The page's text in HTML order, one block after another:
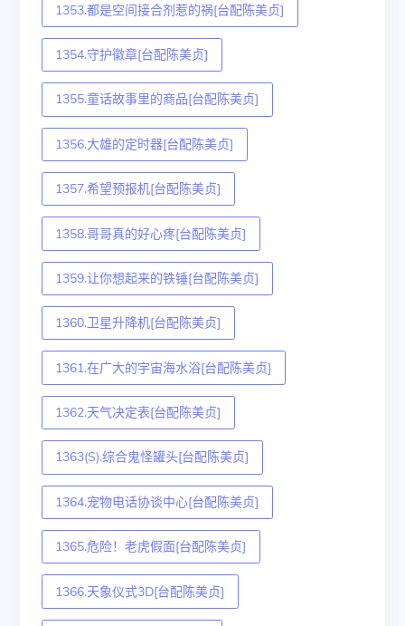
1353.都是空间接合剂惹的祸[台配陈美贞]
1354.守护徽章[台配陈美贞]
1355.童话故事里的商品[台配陈美贞]
1356.大雄的定时器[台配陈美贞]
1357.希望预报机[台配陈美贞]
1358.哥哥真的好心疼[台配陈美贞]
1359.让你想起来的铁锤[台配陈美贞]
1360.卫星升降机[台配陈美贞]
1361.在广大的宇宙海水浴[台配陈美贞]
1362.天气决定表[台配陈美贞]
1363(S).综合鬼怪罐头[台配陈美贞]
1364.宠物电话协谈中心[台配陈美贞]
1365.危险！老虎假面[台配陈美贞]
1366.天象仪式3D[台配陈美贞]